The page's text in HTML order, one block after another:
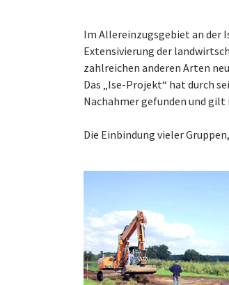
Im Allereinzugsgebiet an der
Extensivierung der
zahlreichen anderen Arten
Das „Ise-Projekt“ hat durch
Nachahmer gefunden und
Die Einbindung vieler